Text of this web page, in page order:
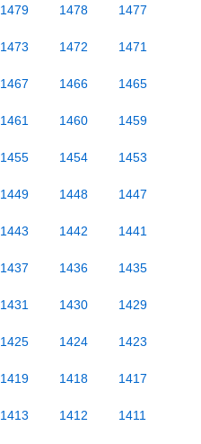
1479 1478 1477
1473 1472 1471
1467 1466 1465
1461 1460 1459
1455 1454 1453
1449 1448 1447
1443 1442 1441
1437 1436 1435
1431 1430 1429
1425 1424 1423
1419 1418 1417
1413 1412 1411